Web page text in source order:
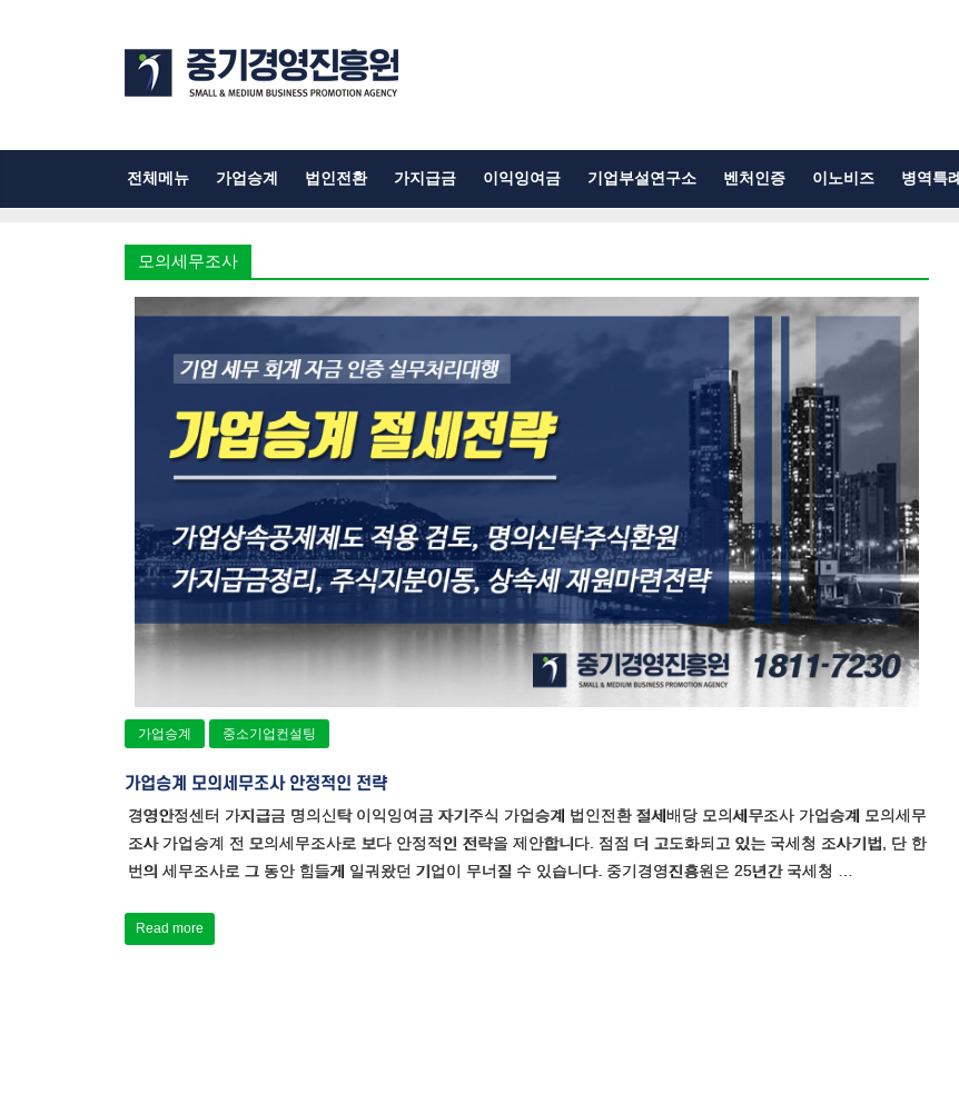
전체메뉴 가업승계 법인전환 가지급금 이익잉여금 기업부설연구소 벤처인증 이노비즈 병역특례
모의세무조사
가업승계 중소기업컨설팅
가업승계 모의세무조사 안정적인 전략
경영안정센터 가지급금 명의신탁 이익잉여금 자기주식 가업승계 법인전환 절세배당 모의세무조사 가업승계 모의세무
조사 가업승계 전 모의세무조사로 보다 안정적인 전략을 제안합니다. 점점 더 고도화되고 있는 국세청 조사기법, 단 한
번의 세무조사로 그 동안 힘들게 일궈왔던 기업이 무너질 수 있습니다. 중기경영진흥원은 25년간 국세청 …
Read more